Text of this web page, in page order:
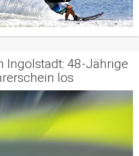
Ingolstadt: 48-Jährige
los